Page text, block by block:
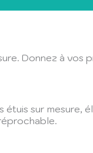
Donnez à vos
étuis sur mesure,